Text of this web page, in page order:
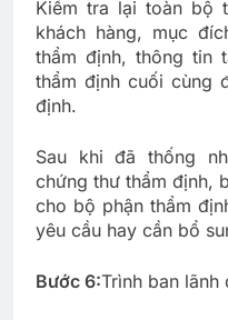
Kiểm tra lại toàn bộ
khách hàng, mục
thẩm định, thông tin
thẩm định cuối cùng
định.
Sau khi đã thống
chứng thư thẩm định,
cho bộ phận thẩm
yêu cầu hay cần bổ
Bước 6:Trình ban lãnh